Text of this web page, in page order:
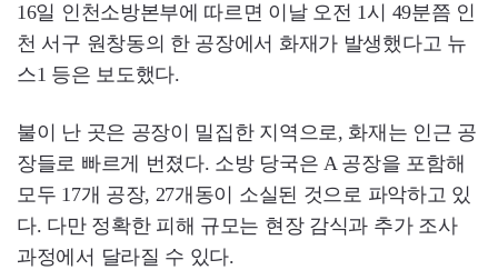
16일 인천소방본부에 따르면 이날 오전 1시 49분쯤 인
천 서구 원창동의 한 공장에서 화재가 발생했다고 뉴
스1 등은 보도했다.
불이 난 곳은 공장이 밀집한 지역으로, 화재는 인근 공
장들로 빠르게 번졌다. 소방 당국은 A 공장을 포함해
모두 17개 공장, 27개동이 소실된 것으로 파악하고 있
다. 다만 정확한 피해 규모는 현장 감식과 추가 조사
과정에서 달라질 수 있다.